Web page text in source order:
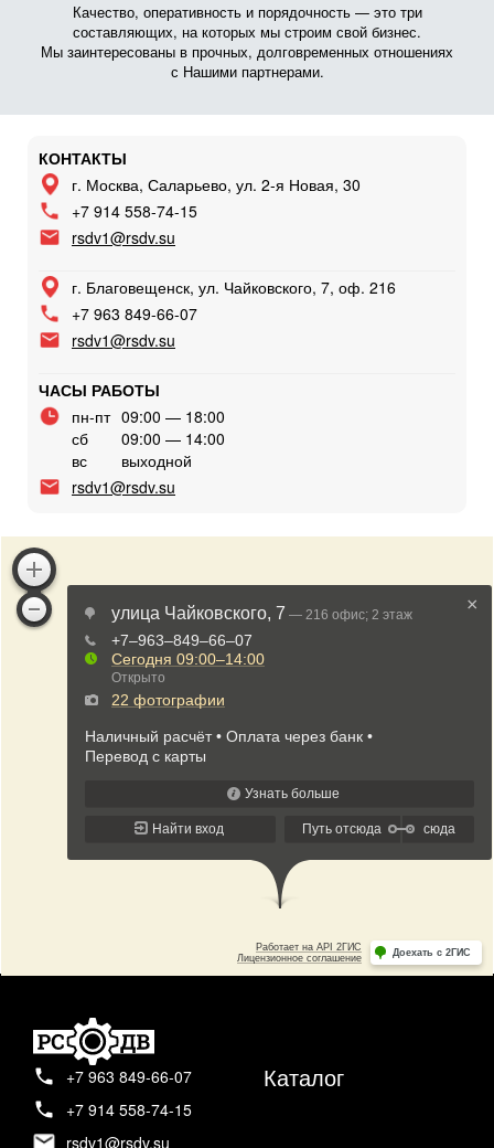
Качество, оперативность и порядочность — это три
составляющих, на которых мы строим свой бизнес.
Мы заинтересованы в прочных, долговременных отношениях
с Нашими партнерами.
КОНТАКТЫ
г. Москва, Саларьево, ул. 2-я Новая, 30
+7 914 558-74-15
rsdv1@rsdv.su
г. Благовещенск, ул. Чайковского, 7, оф. 216
+7 963 849-66-07
rsdv1@rsdv.su
ЧАСЫ РАБОТЫ
пн-пт 09:00 — 18:00
сб
09:00 — 14:00
вс
выходной
rsdv1@rsdv.su
+7 963 849-66-07
+7 914 558-74-15
rsdv1@rsdv.su
Каталог